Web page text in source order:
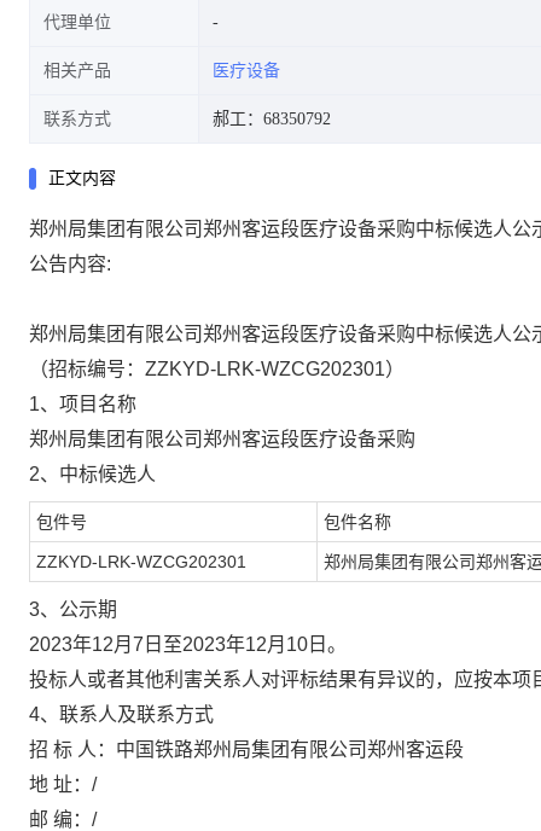
代理单位
相关产品 医疗设备
联系方式 郝工：68350792
正文内容
郑州局集团有限公司郑州客运段医疗设备采购中标候选人公
公告内容:
郑州局集团有限公司郑州客运段医疗设备采购中标候选人公
（招标编号： ZZKYD-LRK-WZCG202301）
1、项目名称
郑州局集团有限公司郑州客运段医疗设备采购
2、中标候选人
包件号 包件名称
ZZKYD-LRK-WZCG202301 郑州局集团有限公司郑州客
3、公示期
2023年12月7日至2023年12月10日。
投标人或者其他利害关系人对评标结果有异议的，应按本
4、联系人及联系方式
招 标 人：中国铁路郑州局集团有限公司郑州客运段
地 址：/
邮 编：/